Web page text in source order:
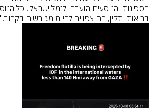
בריאותי תקין, הם צפויים להיות מגורשים בקרוב."